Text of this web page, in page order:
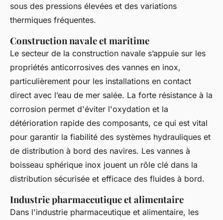
sous des pressions élevées et des variations
thermiques fréquentes.
Construction navale et maritime
Le secteur de la construction navale s’appuie sur les
propriétés anticorrosives des vannes en inox,
particulièrement pour les installations en contact
direct avec l’eau de mer salée. La forte résistance à la
corrosion permet d'éviter l'oxydation et la
détérioration rapide des composants, ce qui est vital
pour garantir la fiabilité des systèmes hydrauliques et
de distribution à bord des navires. Les vannes à
boisseau sphérique inox jouent un rôle clé dans la
distribution sécurisée et efficace des fluides à bord.
Industrie pharmaceutique et alimentaire
Dans l'industrie pharmaceutique et alimentaire, les